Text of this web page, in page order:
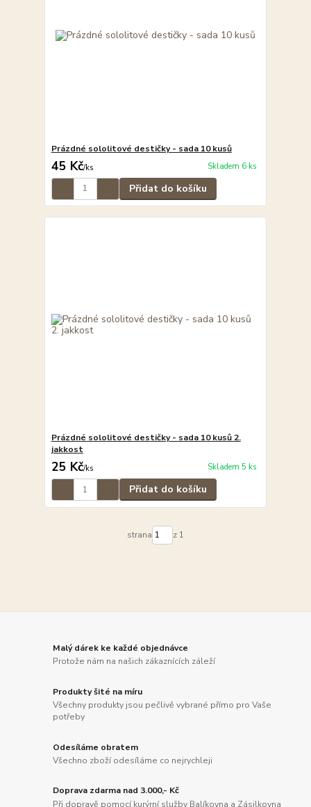
Prázdné sololitové destičky - sada 10 kusů
45 Kč/ks Skladem 6 ks
Přidat do košíku
Prázdné sololitové destičky - sada 10 kusů 2.
jakkost
25 Kč/ks Skladem 5 ks
Přidat do košíku
strana z 1
Malý dárek ke každé objednávce
Protože nám na našich zákaznících záleží
Produkty šité na míru
Všechny produkty jsou pečlivě vybrané přímo pro Vaše
potřeby
Odesíláme obratem
Všechno zboží odesíláme co nejrychleji
Doprava zdarma nad 3.000,- Kč
Při dopravě pomocí kurýrní služby Balíkovna a Zásilkovna